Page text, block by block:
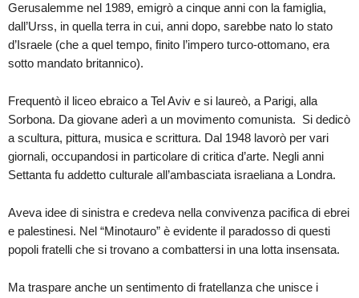
Gerusalemme nel 1989, emigrò a cinque anni con la famiglia,
dall’Urss, in quella terra in cui, anni dopo, sarebbe nato lo stato
d’Israele (che a quel tempo, finito l’impero turco-ottomano, era
sotto mandato britannico).
Frequentò il liceo ebraico a Tel Aviv e si laureò, a Parigi, alla
Sorbona. Da giovane aderì a un movimento comunista. Si dedicò
a scultura, pittura, musica e scrittura. Dal 1948 lavorò per vari
giornali, occupandosi in particolare di critica d’arte. Negli anni
Settanta fu addetto culturale all’ambasciata israeliana a Londra.
Aveva idee di sinistra e credeva nella convivenza pacifica di ebrei
e palestinesi. Nel “Minotauro” è evidente il paradosso di questi
popoli fratelli che si trovano a combattersi in una lotta insensata.
Ma traspare anche un sentimento di fratellanza che unisce i